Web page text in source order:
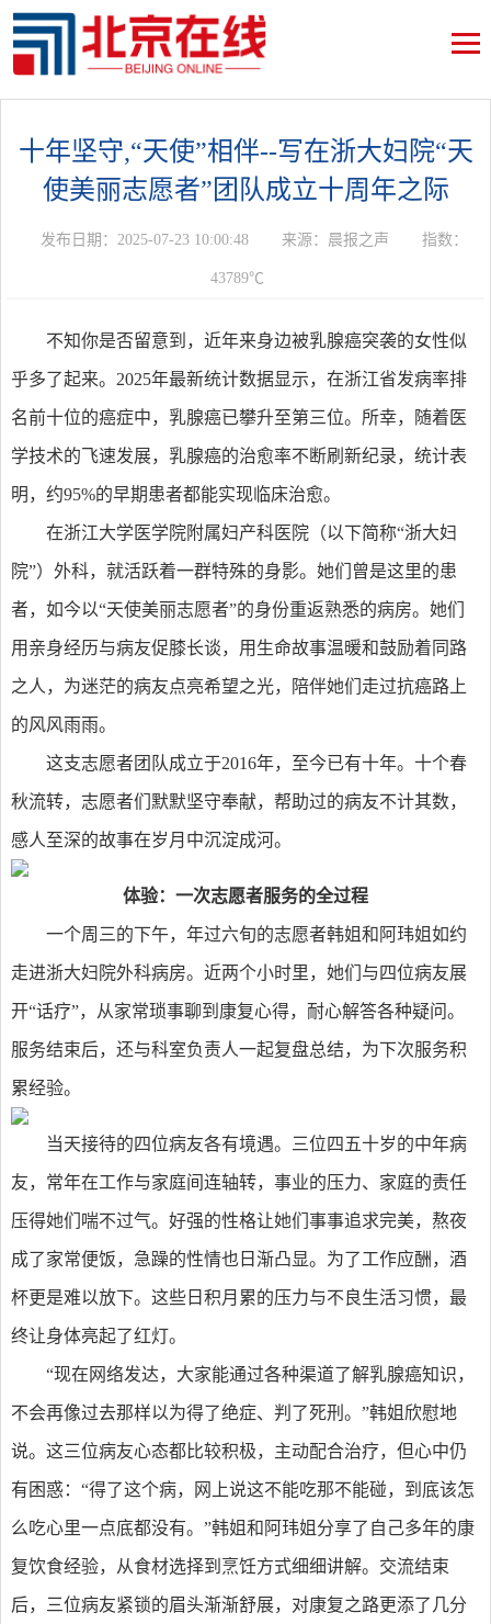
十年坚守,“天使”相伴--写在浙大妇院“天
使美丽志愿者”团队成立十周年之际
发布日期：2025-07-23 10:00:48 来源：晨报之声 指数：
43789℃
不知你是否留意到，近年来身边被乳腺癌突袭的女性似
乎多了起来。2025年最新统计数据显示，在浙江省发病率排
名前十位的癌症中，乳腺癌已攀升至第三位。所幸，随着医
学技术的飞速发展，乳腺癌的治愈率不断刷新纪录，统计表
明，约95%的早期患者都能实现临床治愈。
在浙江大学医学院附属妇产科医院（以下简称“浙大妇
院”）外科，就活跃着一群特殊的身影。她们曾是这里的患
者，如今以“天使美丽志愿者”的身份重返熟悉的病房。她们
用亲身经历与病友促膝长谈，用生命故事温暖和鼓励着同路
之人，为迷茫的病友点亮希望之光，陪伴她们走过抗癌路上
的风风雨雨。
这支志愿者团队成立于2016年，至今已有十年。十个春
秋流转，志愿者们默默坚守奉献，帮助过的病友不计其数，
感人至深的故事在岁月中沉淀成河。
体验：一次志愿者服务的全过程
一个周三的下午，年过六旬的志愿者韩姐和阿玮姐如约
走进浙大妇院外科病房。近两个小时里，她们与四位病友展
开“话疗”，从家常琐事聊到康复心得，耐心解答各种疑问。
服务结束后，还与科室负责人一起复盘总结，为下次服务积
累经验。
当天接待的四位病友各有境遇。三位四五十岁的中年病
友，常年在工作与家庭间连轴转，事业的压力、家庭的责任
压得她们喘不过气。好强的性格让她们事事追求完美，熬夜
成了家常便饭，急躁的性情也日渐凸显。为了工作应酬，酒
杯更是难以放下。这些日积月累的压力与不良生活习惯，最
终让身体亮起了红灯。
“现在网络发达，大家能通过各种渠道了解乳腺癌知识，
不会再像过去那样以为得了绝症、判了死刑。”韩姐欣慰地
说。这三位病友心态都比较积极，主动配合治疗，但心中仍
有困惑：“得了这个病，网上说这不能吃那不能碰，到底该怎
么吃心里一点底都没有。”韩姐和阿玮姐分享了自己多年的康
复饮食经验，从食材选择到烹饪方式细细讲解。交流结束
后，三位病友紧锁的眉头渐渐舒展，对康复之路更添了几分